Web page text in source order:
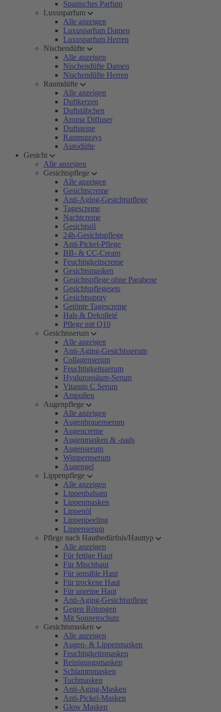
Spanisches Parfum
Luxusparfum
Alle anzeigen
Luxusparfum Damen
Luxusparfum Herren
Nischendüfte
Alle anzeigen
Nischendüfte Damen
Nischendüfte Herren
Raumdüfte
Alle anzeigen
Duftkerzen
Duftstäbchen
Aroma Diffuser
Duftsteine
Raumsprays
Autodüfte
Gesicht
Alle anzeigen
Gesichtspflege
Alle anzeigen
Gesichtscreme
Anti-Aging-Gesichtspflege
Tagescreme
Nachtcreme
Gesichtsöl
24h-Gesichtspflege
Anti-Pickel-Pflege
BB- & CC-Cream
Feuchtigkeitscreme
Gesichtsmasken
Gesichtspflege ohne Parabene
Gesichtspflegesets
Gesichtsspray
Getönte Tagescreme
Hals & Dekolleté
Pflege mit Q10
Gesichtsserum
Alle anzeigen
Anti-Aging-Gesichtsserum
Collagenserum
Feuchtigkeitsserum
Hyaluronsäure-Serum
Vitamin C Serum
Ampullen
Augenpflege
Alle anzeigen
Augenbrauenserum
Augencreme
Augenmasken & -pads
Augenserum
Wimpernserum
Augengel
Lippenpflege
Alle anzeigen
Lippenbalsam
Lippenmasken
Lippenöl
Lippenpeeling
Lippenserum
Pflege nach Hautbedürfnis/Hauttyp
Alle anzeigen
Für fettige Haut
Für Mischhaut
Für sensible Haut
Für trockene Haut
Für unreine Haut
Anti-Aging-Gesichtspflege
Gegen Rötungen
Mit Sonnenschutz
Gesichtsmasken
Alle anzeigen
Augen- & Lippenmasken
Feuchtigkeitsmasken
Reinigungsmasken
Schlammmasken
Tuchmasken
Anti-Aging-Masken
Anti-Pickel-Masken
Glow Masken